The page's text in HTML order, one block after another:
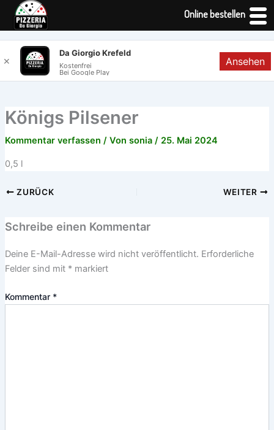
Inhalt
springen
Königs Pilsener
Kommentar verfassen / Von sonia / 25. Mai 2024
0,5 l
ZURÜCK WEITER
Schreibe einen Kommentar
Deine E-Mail-Adresse wird nicht veröffentlicht. Erforderliche
Felder sind mit *markiert
Kommentar *
Online bestellen
✕
Da Giorgio Krefeld
Kostenfrei
Bei Google Play
Ansehen